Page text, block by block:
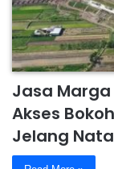
Jasa
Akses
Jelang